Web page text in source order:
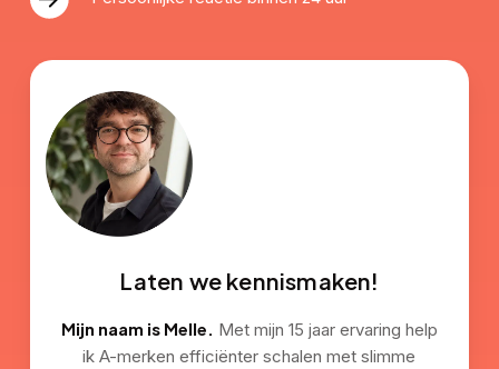
Laten we kennismaken!
Mijn naam is Melle. Met mijn 15 jaar ervaring help
ik A-merken efficiënter schalen met slimme